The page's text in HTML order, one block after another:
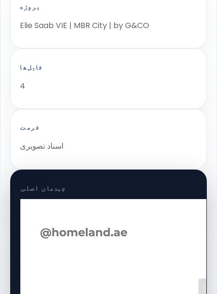
پروژه
Elie Saab VIE | MBR City | by G&CO
فایل‌ها
4
فرمت
اسناد تصویری
چیدمان اصلی